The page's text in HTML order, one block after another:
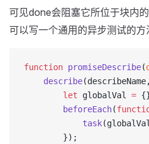
可见done会阻塞它所位于块内
可以写一个通用的异步测试的方
function promiseDescribe(
    describe
        let
globalVal =
        beforeEach
(
            task
        });